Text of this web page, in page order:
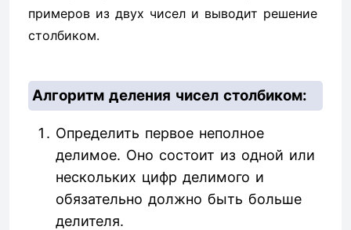
примеров из двух чисел и выводит решение
столбиком.
Алгоритм деления чисел столбиком:
Определить первое неполное
делимое. Оно состоит из одной или
нескольких цифр делимого и
обязательно должно быть больше
делителя.